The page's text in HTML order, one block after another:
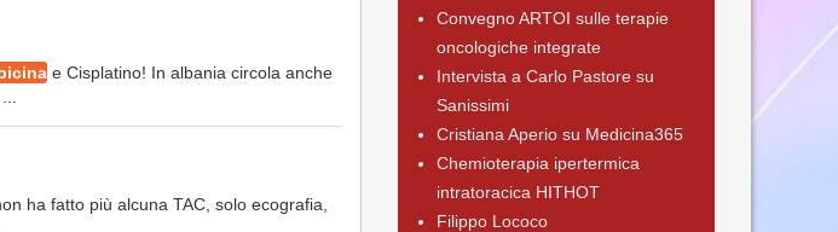
e Cisplatino! In albania circola anche
ha fatto più alcuna TAC, solo ecografia,
Convegno ARTOI sulle terapie
oncologiche integrate
Intervista a Carlo Pastore su
Sanissimi
Cristiana Aperio su Medicina365
Chemioterapia ipertermica
intratoracica HITHOT
Filippo Lococo